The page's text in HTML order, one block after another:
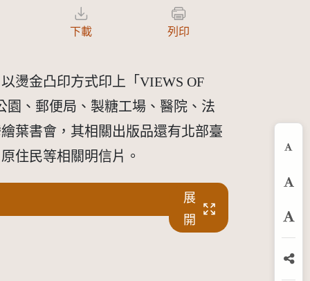
下載 列印
燙金凸印方式印上「VIEWS OF
園、郵便局、製糖工場、醫院、法
葉書會，其相關出版品還有北部臺
住民等相關明信片。
展
開
放
分